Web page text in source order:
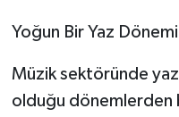
Yoğun Bir Yaz
Müzik sektöründe
olduğu dönemlerden